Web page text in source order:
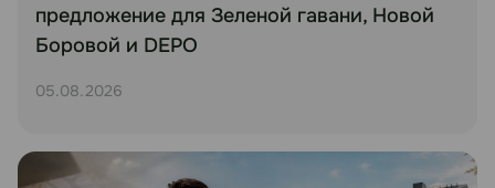
предложение для Зеленой гавани, Новой
Боровой и DEPO
05.08.2026